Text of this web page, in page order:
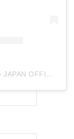
A post shared by babyface JAPAN OFFICIAL (@babyface_japan)